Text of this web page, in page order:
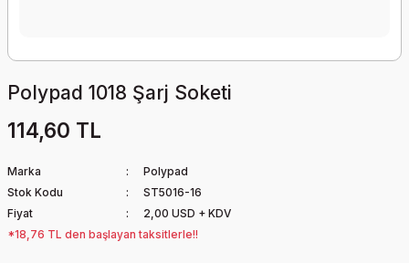
Polypad 1018 Şarj Soketi
114,60 TL
Marka
Polypad
Stok Kodu
ST5016-16
Fiyat
2,00 USD + KDV
*18,76 TL den başlayan taksitlerle!!